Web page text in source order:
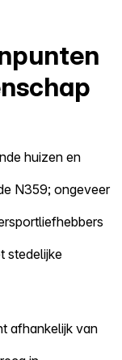
huizen en
N359; ongeveer
stedelijke
afhankelijk van